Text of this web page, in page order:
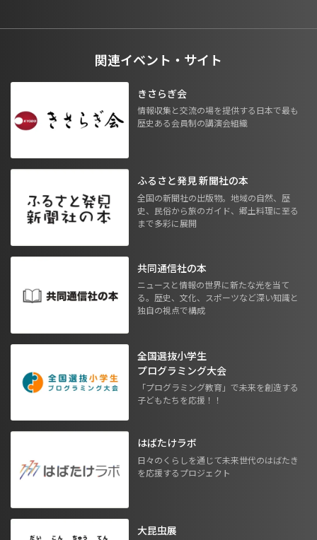
関連イベント・サイト
きさらぎ会
情報収集と交流の場を提供する日本で最も
歴史ある会員制の講演会組織
ふるさと発見 新聞社の本
全国の新聞社の出版物。地域の自然、歴
史、民俗から旅のガイド、郷土料理に至る
まで多彩に展開
共同通信社の本
ニュースと情報の世界に新たな光を当て
る。歴史、文化、スポーツなど深い知識と
独自の視点で構成
全国選抜小学生
プログラミング大会
「プログラミング教育」で未来を創造する
子どもたちを応援！！
はばたけラボ
日々のくらしを通じて未来世代のはばたき
を応援するプロジェクト
大昆虫展